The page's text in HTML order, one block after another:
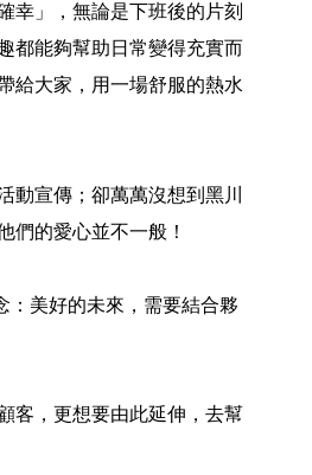
幸」，無論是下班後的片刻
都能夠幫助日常變得充實而
給大家，用一場舒服的熱水
動宣傳；卻萬萬沒想到黑川
們的愛心並不一般！
：美好的未來，需要結合夥
客，更想要由此延伸，去幫